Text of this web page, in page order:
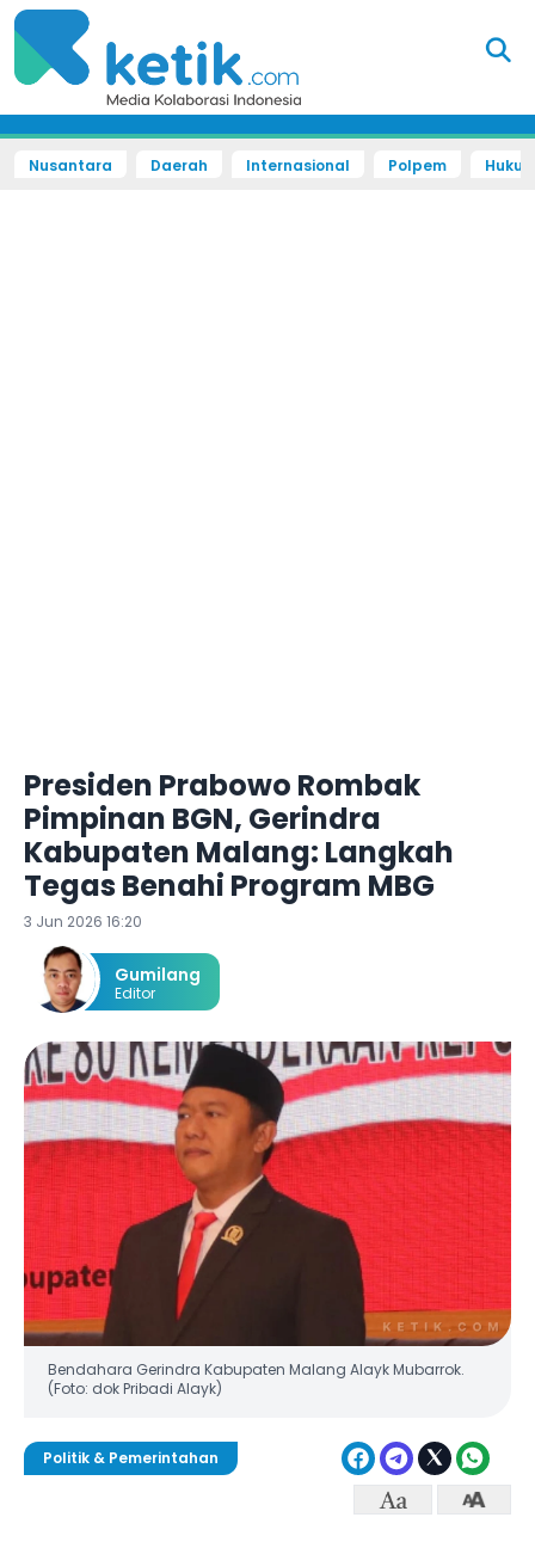
Nusantara Daerah Internasional Polpem
Presiden Prabowo Rombak
Pimpinan BGN, Gerindra
Kabupaten Malang: Langkah
Tegas Benahi Program MBG
3 Jun 2026 16:20
Gumilang
Editor
Bendahara Gerindra Kabupaten Malang Alayk Mubarrok.
(Foto: dok Pribadi Alayk)
Politik & Pemerintahan